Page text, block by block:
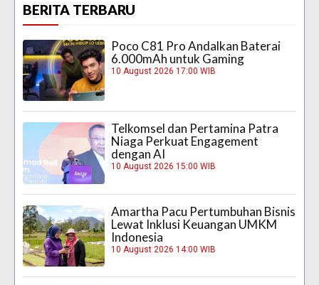
BERITA TERBARU
Poco C81 Pro Andalkan Baterai
6.000mAh untuk Gaming
10 August 2026 17:00 WIB
Telkomsel dan Pertamina Patra
Niaga Perkuat Engagement
dengan AI
10 August 2026 15:00 WIB
Amartha Pacu Pertumbuhan Bisnis
Lewat Inklusi Keuangan UMKM
Indonesia
10 August 2026 14:00 WIB